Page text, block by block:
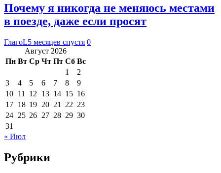
Почему я никогда не меняюсь местами
в поезде, даже если просят
ГлагоL5 месяцев спустя 0
Август 2026
Пн Вт Ср Чт Пт Сб Вс
1
2
3
4 5 6 7 8
9
10 11 12 13 14 15 16
17 18 19 20 21 22 23
24 25 26 27 28 29 30
31
« Июл
Рубрики